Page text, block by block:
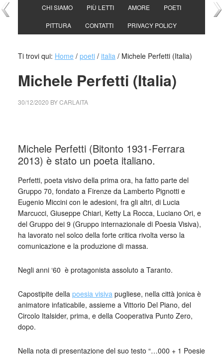
CHI SIAMO PIÙ LETTI AMORE POETI
PITTURA CONTATTI PRIVACY POLICY
Ti trovi qui: Home / poeti / italia /Michele Perfetti (Italia)
Michele Perfetti (Italia)
30/12/2020 BYCARLAITA
Michele Perfetti (Bitonto 1931-Ferrara
2013) è stato un poeta italiano.
Perfetti, poeta visivo della prima ora, ha fatto parte del
Gruppo 70, fondato a Firenze da Lamberto Pignotti e
Eugenio Miccini con le adesioni, fra gli altri, di Lucia
Marcucci, Giuseppe Chiari, Ketty La Rocca, Luciano Ori, e
del Gruppo dei 9 (Gruppo internazionale di Poesia Visiva),
ha lavorato nel solco della forte critica rivolta verso la
comunicazione e la produzione di massa.
Negli anni ‘60 è protagonista assoluto a Taranto.
Capostipite della poesia visivapugliese, nella città jonica è
animatore infaticabile, assieme a Vittorio Del Piano, del
Circolo Italsider, prima, e della Cooperativa Punto Zero,
dopo.
Nella nota di presentazione del suo testo “…000 + 1 Poesie